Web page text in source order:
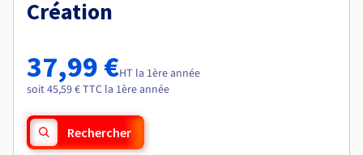
Tarifs
Roadmap & Changelog
Observabilité
Roadmap & Changelog
Roadmap & Changelog
Roadmap & Changelog
Roadmap & Changelog
Création
37,99 €HT la 1ère année
soit 45,59 € TTC la 1ère année
Rechercher